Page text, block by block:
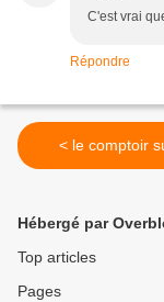
C'est vrai
Répondre
< le comptoir
Hébergé par
Top articles
Pages